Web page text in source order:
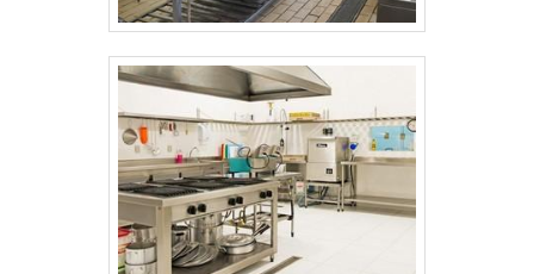
conturbada de supermercados, padarias e
até mesmo de redes que atuam com fast
food. Muito tradicional no mercado
alimentício, o fatiador ocupa papel de
destaque nesses estabelecimentos, uma
vez que é utilizado diariamente e com
muita intensidade para fatiar inúmeros
produtos vendidos e disponibilizados nas
receitas dos comércios. São muitos os